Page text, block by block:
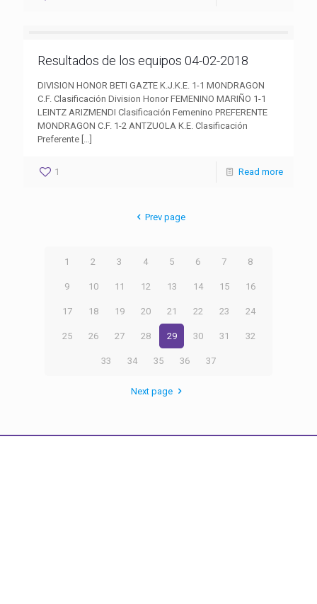
Resultados de los equipos 04-02-2018
DIVISION HONOR BETI GAZTE K.J.K.E. 1-1 MONDRAGON
C.F. Clasificación Division Honor FEMENINO MARIÑO 1-1
LEINTZ ARIZMENDI Clasificación Femenino PREFERENTE
MONDRAGON C.F. 1-2 ANTZUOLA K.E. Clasificación
Preferente […]
1 Read more
Prev page
1 2 3 4 5 6 7 8
9 10 11 12 13 14 15 16
17 18 19 20 21 22 23 24
25 26 27 28 29 30 31 32
33 34 35 36 37
Next page